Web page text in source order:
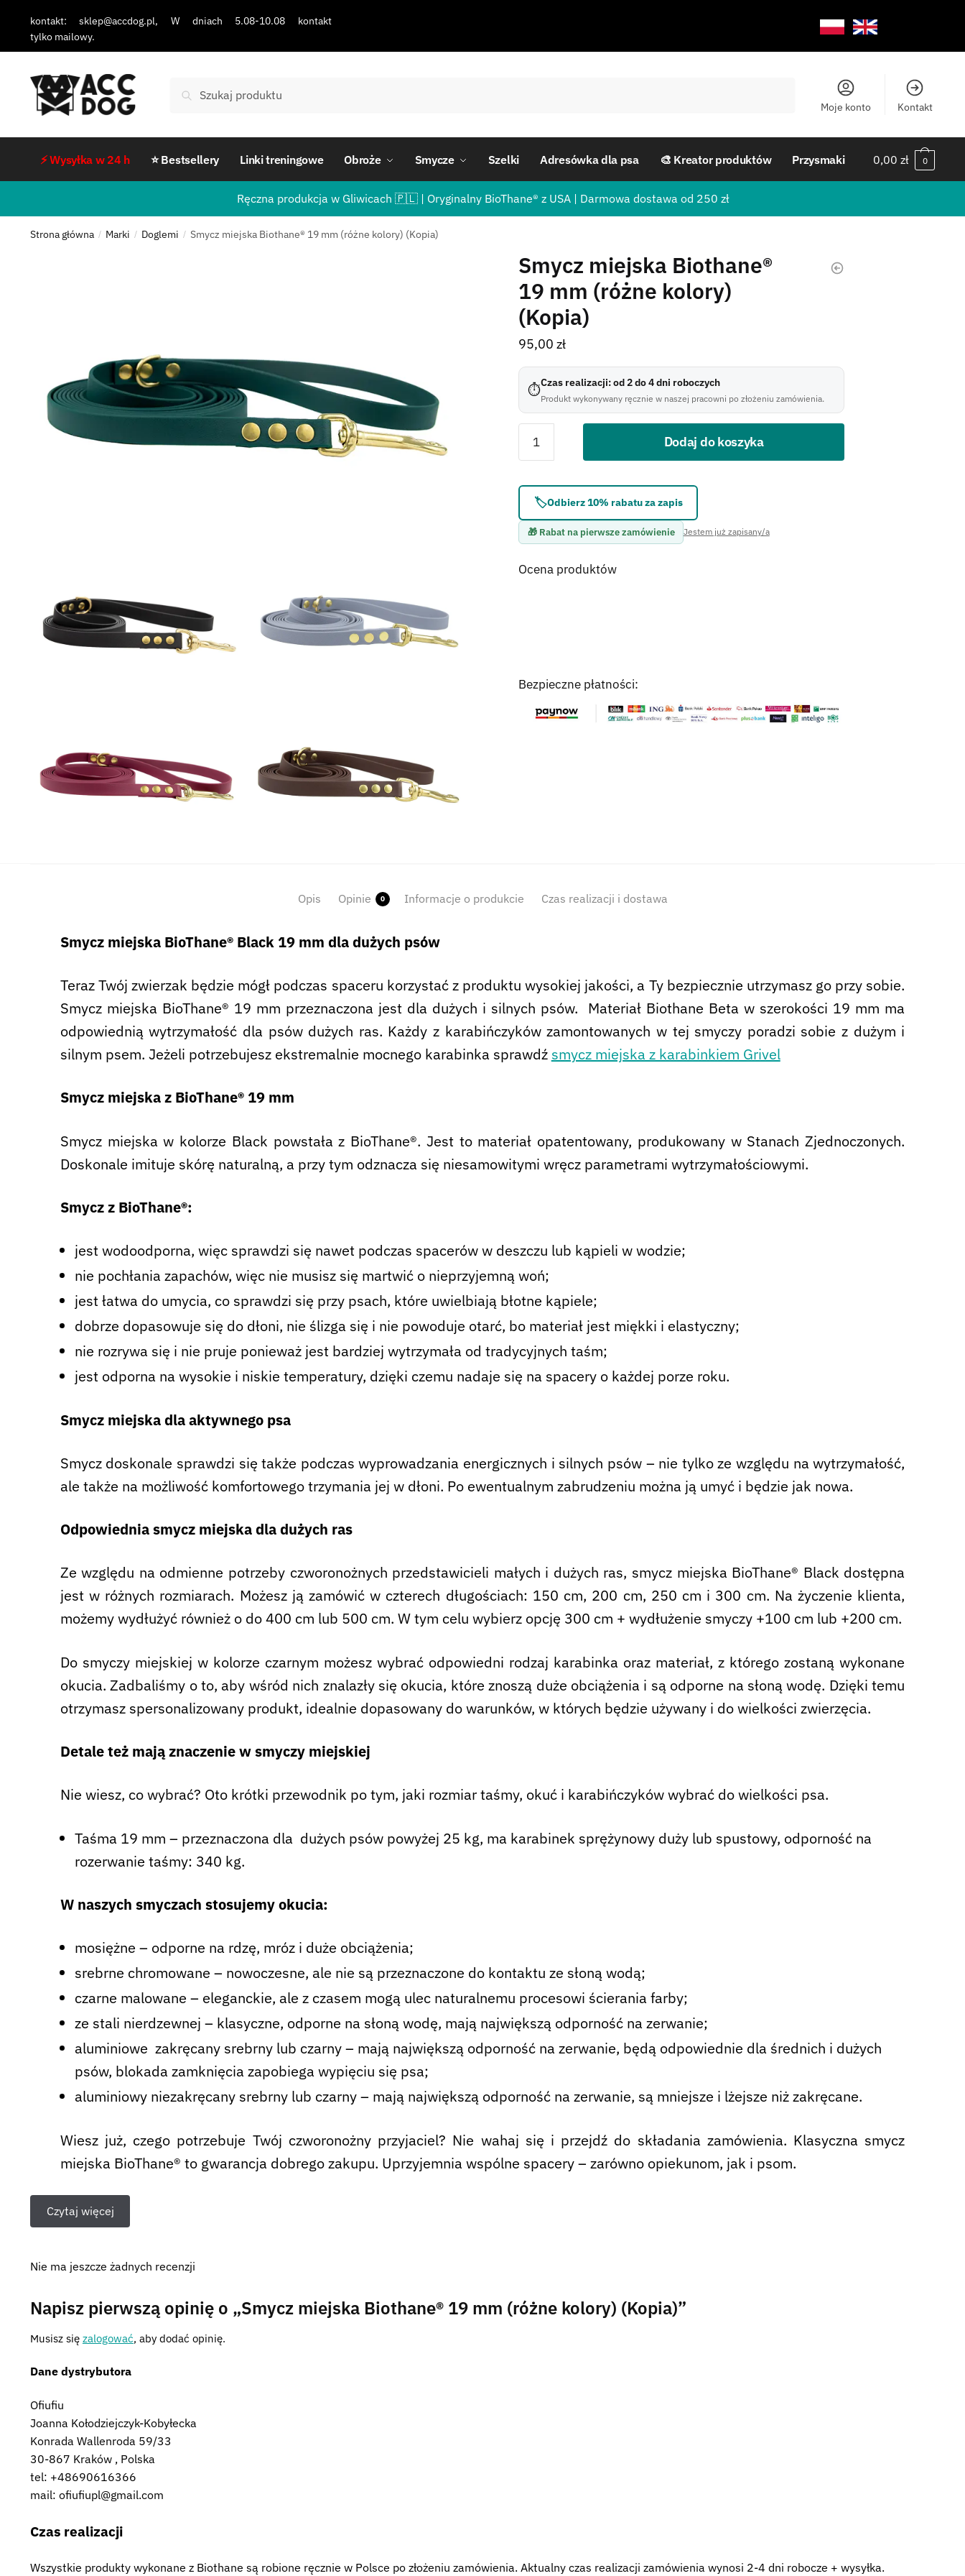
kontakt: sklep@accdog.pl, W dniach 5.08-10.08 kontakt
tylko mailowy.
Szukaj
Moje konto Kontakt
⚡ Wysyłka w 24 h ⭐ Bestsellery Linki treningowe Obroże Smycze Szelki Adresówka dla psa 🎨 Kreator produktów Przysmaki 0,00zł 0
Ręczna produkcja w Gliwicach 🇵🇱 | Oryginalny BioThane® z USA | Darmowa dostawa od 250 zł
Strona główna / Marki / Doglemi / Smycz miejska Biothane® 19 mm (różne kolory) (Kopia)
Smycz miejska Biothane®
19 mm (różne kolory)
(Kopia)
95,00zł
⏱Czas realizacji: od 2 do 4 dni roboczych
Produkt wykonywany ręcznie w naszej pracowni po złożeniu zamówienia.
Dodaj do koszyka
🏷️Odbierz 10% rabatu za zapis
🎁 Rabat na pierwsze zamówienie Jestem już zapisany/a
Ocena produktów
Bezpieczne płatności:
Opis Opinie 0 Informacje o produkcie Czas realizacji i dostawa
Smycz miejska BioThane® Black 19 mm dla dużych psów
Teraz Twój zwierzak będzie mógł podczas spaceru korzystać z produktu wysokiej jakości, a Ty bezpiecznie utrzymasz go przy sobie.
Smycz miejska BioThane® 19 mm przeznaczona jest dla dużych i silnych psów. Materiał Biothane Beta w szerokości 19 mm ma
odpowiednią wytrzymałość dla psów dużych ras. Każdy z karabińczyków zamontowanych w tej smyczy poradzi sobie z dużym i
silnym psem. Jeżeli potrzebujesz ekstremalnie mocnego karabinka sprawdź smycz miejska z karabinkiem Grivel
Smycz miejska z BioThane® 19 mm
Smycz miejska w kolorze Black powstała z BioThane®. Jest to materiał opatentowany, produkowany w Stanach Zjednoczonych.
Doskonale imituje skórę naturalną, a przy tym odznacza się niesamowitymi wręcz parametrami wytrzymałościowymi.
Smycz z BioThane®:
jest wodoodporna, więc sprawdzi się nawet podczas spacerów w deszczu lub kąpieli w wodzie;
nie pochłania zapachów, więc nie musisz się martwić o nieprzyjemną woń;
jest łatwa do umycia, co sprawdzi się przy psach, które uwielbiają błotne kąpiele;
dobrze dopasowuje się do dłoni, nie ślizga się i nie powoduje otarć, bo materiał jest miękki i elastyczny;
nie rozrywa się i nie pruje ponieważ jest bardziej wytrzymała od tradycyjnych taśm;
jest odporna na wysokie i niskie temperatury, dzięki czemu nadaje się na spacery o każdej porze roku.
Smycz miejska dla aktywnego psa
Smycz doskonale sprawdzi się także podczas wyprowadzania energicznych i silnych psów – nie tylko ze względu na wytrzymałość,
ale także na możliwość komfortowego trzymania jej w dłoni. Po ewentualnym zabrudzeniu można ją umyć i będzie jak nowa.
Odpowiednia smycz miejska dla dużych ras
Ze względu na odmienne potrzeby czworonożnych przedstawicieli małych i dużych ras, smycz miejska BioThane® Black dostępna
jest w różnych rozmiarach. Możesz ją zamówić w czterech długościach: 150 cm, 200 cm, 250 cm i 300 cm. Na życzenie klienta,
możemy wydłużyć również o do 400 cm lub 500 cm. W tym celu wybierz opcję 300 cm + wydłużenie smyczy +100 cm lub +200 cm.
Do smyczy miejskiej w kolorze czarnym możesz wybrać odpowiedni rodzaj karabinka oraz materiał, z którego zostaną wykonane
okucia. Zadbaliśmy o to, aby wśród nich znalazły się okucia, które znoszą duże obciążenia i są odporne na słoną wodę. Dzięki temu
otrzymasz spersonalizowany produkt, idealnie dopasowany do warunków, w których będzie używany i do wielkości zwierzęcia.
Detale też mają znaczenie w smyczy miejskiej
Nie wiesz, co wybrać? Oto krótki przewodnik po tym, jaki rozmiar taśmy, okuć i karabińczyków wybrać do wielkości psa.
Taśma 19 mm – przeznaczona dla dużych psów powyżej 25 kg, ma karabinek sprężynowy duży lub spustowy, odporność na
rozerwanie taśmy: 340 kg.
W naszych smyczach stosujemy okucia:
mosiężne – odporne na rdzę, mróz i duże obciążenia;
srebrne chromowane – nowoczesne, ale nie są przeznaczone do kontaktu ze słoną wodą;
czarne malowane – eleganckie, ale z czasem mogą ulec naturalnemu procesowi ścierania farby;
ze stali nierdzewnej – klasyczne, odporne na słoną wodę, mają największą odporność na zerwanie;
aluminiowe zakręcany srebrny lub czarny – mają największą odporność na zerwanie, będą odpowiednie dla średnich i dużych
psów, blokada zamknięcia zapobiega wypięciu się psa;
aluminiowy niezakręcany srebrny lub czarny – mają największą odporność na zerwanie, są mniejsze i lżejsze niż zakręcane.
Wiesz już, czego potrzebuje Twój czworonożny przyjaciel? Nie wahaj się i przejdź do składania zamówienia. Klasyczna smycz
miejska BioThane® to gwarancja dobrego zakupu. Uprzyjemnia wspólne spacery – zarówno opiekunom, jak i psom.
Czytaj więcej
Nie ma jeszcze żadnych recenzji
Napisz pierwszą opinię o „Smycz miejska Biothane® 19 mm (różne kolory) (Kopia)”
Musisz się zalogować, aby dodać opinię.
Dane dystrybutora
Ofiufiu
Joanna Kołodziejczyk-Kobyłecka
Konrada Wallenroda 59/33
30-867 Kraków , Polska
tel: +48690616366
mail: ofiufiupl@gmail.com
Czas realizacji
Wszystkie produkty wykonane z Biothane są robione ręcznie w Polsce po złożeniu zamówienia. Aktualny czas realizacji zamówienia wynosi 2-4 dni robocze + wysyłka.